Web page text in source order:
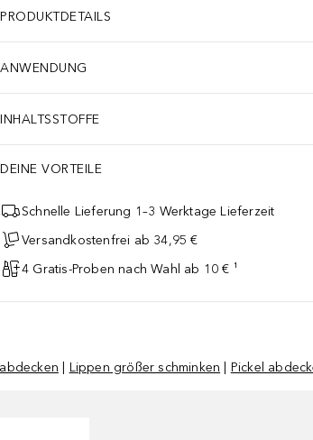
PRODUKTDETAILS
ANWENDUNG
INHALTSSTOFFE
DEINE VORTEILE
Schnelle Lieferung 1–3 Werktage Lieferzeit
Versandkostenfrei ab 34,95 €
4 Gratis-Proben nach Wahl ab 10 € ¹
Lippen größer schminken Pickel